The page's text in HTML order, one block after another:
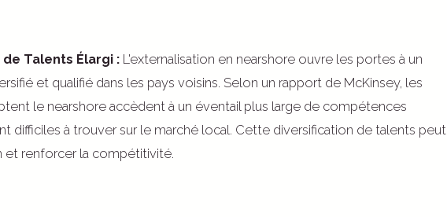
de Talents Élargi : L'externalisation en nearshore ouvre les portes à un
et qualifié dans les pays voisins. Selon un rapport de McKinsey, les
le nearshore accèdent à un éventail plus large de compétences
difficiles à trouver sur le marché local. Cette diversification de talents peut
et renforcer la compétitivité.